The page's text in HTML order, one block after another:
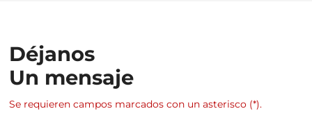
Déjanos
Un mensaje
Se requieren campos marcados con un asterisco (*).